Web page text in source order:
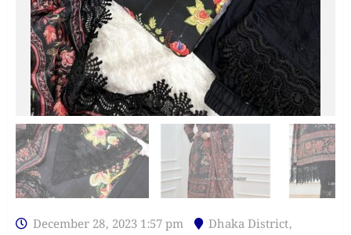
December 28, 2023 1:57 pm Dhaka District,